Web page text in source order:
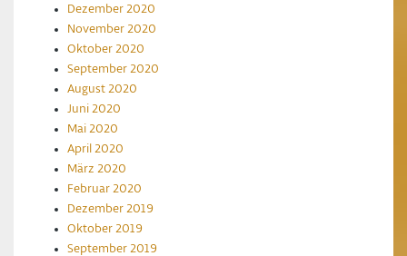
Dezember 2020
November 2020
Oktober 2020
September 2020
August 2020
Juni 2020
Mai 2020
April 2020
März 2020
Februar 2020
Dezember 2019
Oktober 2019
September 2019